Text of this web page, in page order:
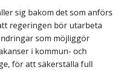
sig bakom det som anförs
regeringen bör utarbeta
som möjliggör
i kommun- och
för att säkerställa full